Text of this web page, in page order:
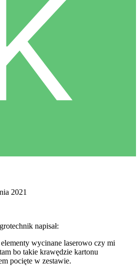
2021
napisał:
wycinane laserowo czy mi
bo takie krawędzie kartonu
pocięte w zestawie.